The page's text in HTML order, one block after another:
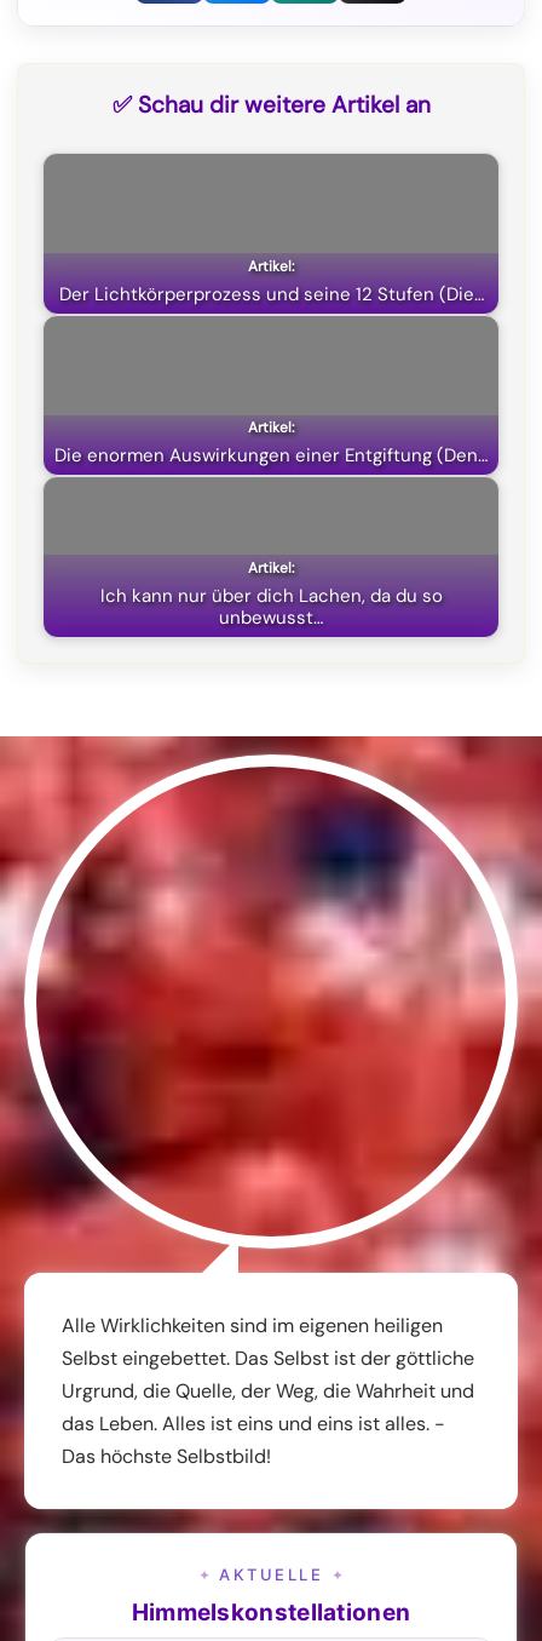
F
o
k
T
a
m
W
p
p
X
T
t
e
✅ Schau dir weitere Artikel an
Der Lichtkörperprozess und seine 12 Stufen (Die…
Die enormen Auswirkungen einer Entgiftung (Den…
Ich kann nur über dich Lachen, da du so
unbewusst…
Alle Wirklichkeiten sind im eigenen heiligen
Selbst eingebettet. Das Selbst ist der göttliche
Urgrund, die Quelle, der Weg, die Wahrheit und
das Leben. Alles ist eins und eins ist alles. -
Das höchste Selbstbild!
✦ AKTUELLE ✦
Himmelskonstellationen